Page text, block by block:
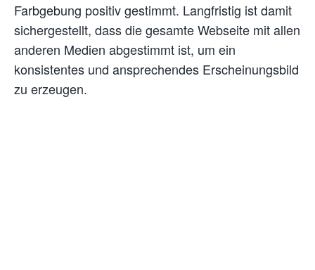
Farbgebung positiv gestimmt. Langfristig ist damit
sichergestellt, dass die gesamte Webseite mit allen
anderen Medien abgestimmt ist, um ein
konsistentes und ansprechendes Erscheinungsbild
zu erzeugen.